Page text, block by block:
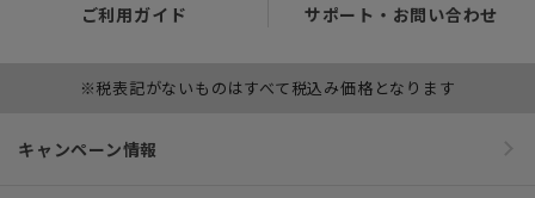
ご利用ガイド サポート・お問い合わせ
※税表記がないものはすべて税込み価格となります
キャンペーン情報